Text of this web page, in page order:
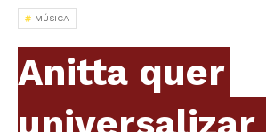
MÚSICA
Anitta quer